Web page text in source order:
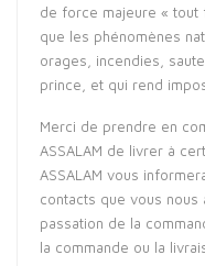
de force majeure « tout
que les phénomènes
orages, incendies,
prince, et qui rend
Merci de prendre en
ASSALAM de livrer à
ASSALAM vous
contacts que vous nous
passation de la
la commande ou la